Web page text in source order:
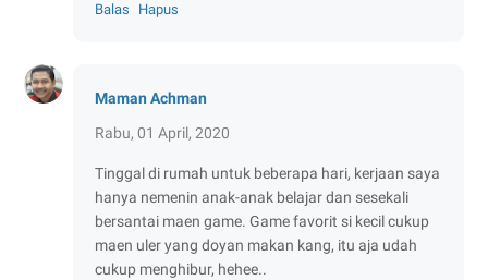
Balas Hapus
Maman Achman
Rabu, 01 April, 2020
Tinggal di rumah untuk beberapa hari, kerjaan saya
hanya nemenin anak-anak belajar dan sesekali
bersantai maen game. Game favorit si kecil cukup
maen uler yang doyan makan kang, itu aja udah
cukup menghibur, hehee..